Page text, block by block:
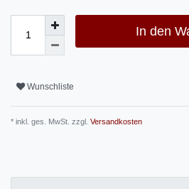
In den
Wunschliste
* inkl. ges. MwSt. zzgl. Versandkosten